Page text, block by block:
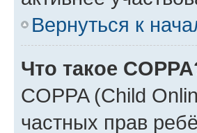
Вернуться к
Что такое
COPPA (Child
частных прав